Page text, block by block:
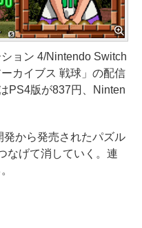
ョン 4/Nintendo Switch
カイブス 戦球」の配信
PS4版が837円、Ninten
から発売されたパズル
なげて消していく。連